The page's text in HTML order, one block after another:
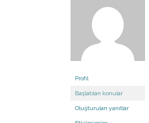
Profil
Başlatılan konular
Oluşturulan yanıtlar